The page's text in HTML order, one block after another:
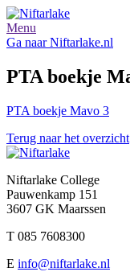
Menu
Ga naar Niftarlake.nl
PTA boekje
PTA boekje Mavo 3
Terug naar het overzicht
Niftarlake College
Pauwenkamp 151
3607 GK Maarssen
T 085 7608300
E info@niftarlake.nl